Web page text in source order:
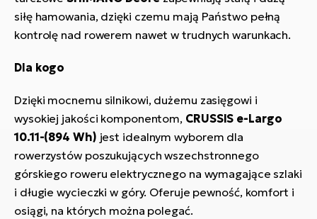
siłę hamowania, dzięki czemu mają Państwo pełną
kontrolę nad rowerem nawet w trudnych warunkach.
Dla kogo
Dzięki mocnemu silnikowi, dużemu zasięgowi i
wysokiej jakości komponentom, CRUSSIS e-Largo
10.11-(894 Wh) jest idealnym wyborem dla
rowerzystów poszukujących wszechstronnego
górskiego roweru elektrycznego na wymagające szlaki
i długie wycieczki w góry. Oferuje pewność, komfort i
osiągi, na których można polegać.